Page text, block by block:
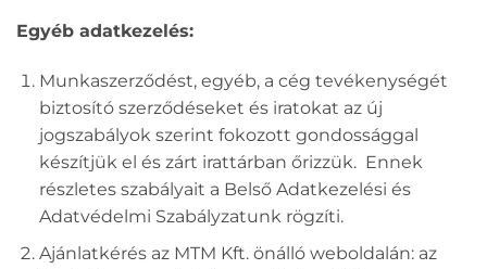
Egyéb adatkezelés:
Munkaszerződést, egyéb, a cég tevékenységét
biztosító szerződéseket és iratokat az új
jogszabályok szerint fokozott gondossággal
készítjük el és zárt irattárban őrizzük. Ennek
részletes szabályait a Belső Adatkezelési és
Adatvédelmi Szabályzatunk rögzíti.
Ajánlatkérés az MTM Kft. önálló weboldalán: az